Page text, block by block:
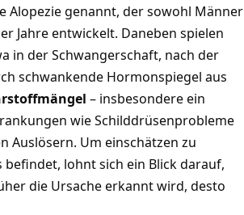
Alopezie genannt, der sowohl Männer
Jahre entwickelt. Daneben spielen
in der Schwangerschaft, nach der
schwankende Hormonspiegel aus
– insbesondere ein
wie Schilddrüsenprobleme
Auslösern. Um einschätzen zu
lohnt sich ein Blick darauf,
die Ursache erkannt wird, desto